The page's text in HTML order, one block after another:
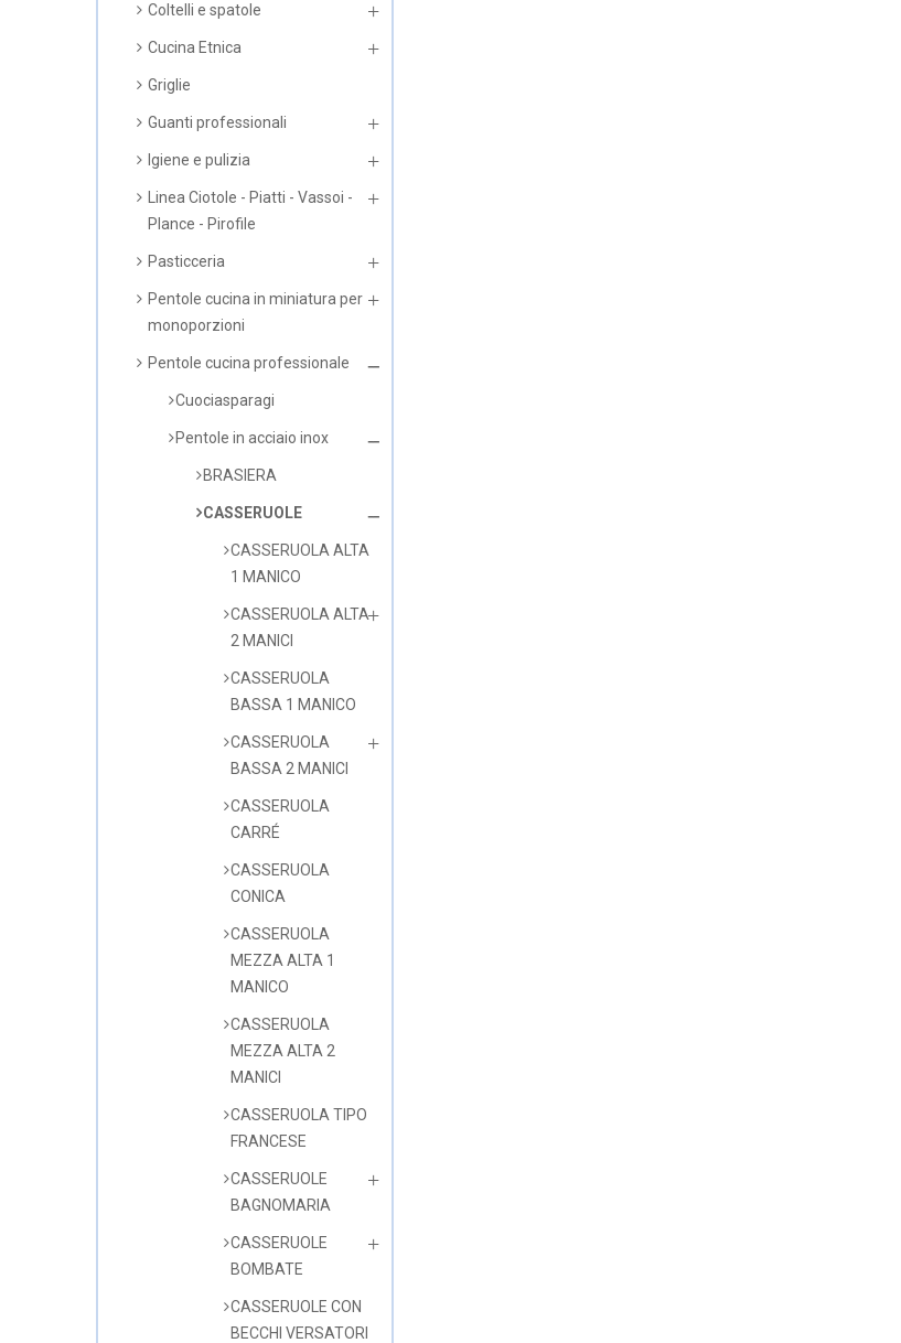
Coltelli e spatole
Cucina Etnica
Griglie
Guanti professionali
Igiene e pulizia
Linea Ciotole - Piatti - Vassoi -
Plance - Pirofile
Pasticceria
Pentole cucina in miniatura per
monoporzioni
Pentole cucina professionale
Cuociasparagi
Pentole in acciaio inox
BRASIERA
CASSERUOLE
CASSERUOLA ALTA
1 MANICO
CASSERUOLA ALTA
2 MANICI
CASSERUOLA
BASSA 1 MANICO
CASSERUOLA
BASSA 2 MANICI
CASSERUOLA
CARRÉ
CASSERUOLA
CONICA
CASSERUOLA
MEZZA ALTA 1
MANICO
CASSERUOLA
MEZZA ALTA 2
MANICI
CASSERUOLA TIPO
FRANCESE
CASSERUOLE
BAGNOMARIA
CASSERUOLE
BOMBATE
CASSERUOLE CON
BECCHI VERSATORI